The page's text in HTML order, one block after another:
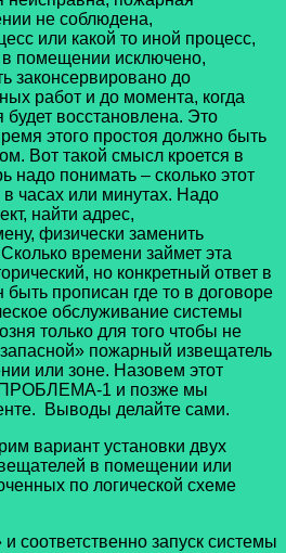
не соблюдена,
или какой то иной процесс,
помещении исключено,
законсервировано до
работ и до момента, когда
восстановлена. Это
этого простоя должно быть
Вот такой смысл кроется в
надо понимать – сколько этот
в часах или минутах. Надо
найти адрес,
физически заменить
времени займет эта
но конкретный ответ в
прописан где то в договоре
обслуживание системы
только для того чтобы не
пожарный извещатель
или зоне. Назовем этот
1 и позже мы
Выводы делайте сами.
установки двух
в помещении или
по логической схеме
запуск системы